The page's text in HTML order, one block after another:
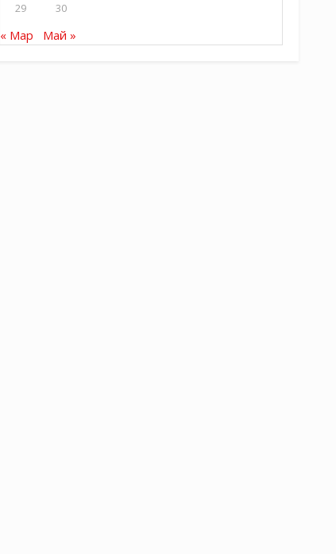
29 30
« Мар Май »